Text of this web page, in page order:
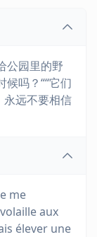
公园里的野
吗？““它们
永远不要相信
me
aux
élever une